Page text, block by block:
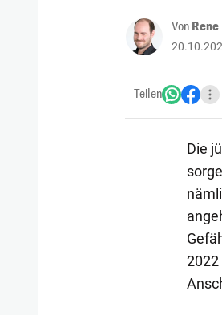
Von
Teilen
Die
2022